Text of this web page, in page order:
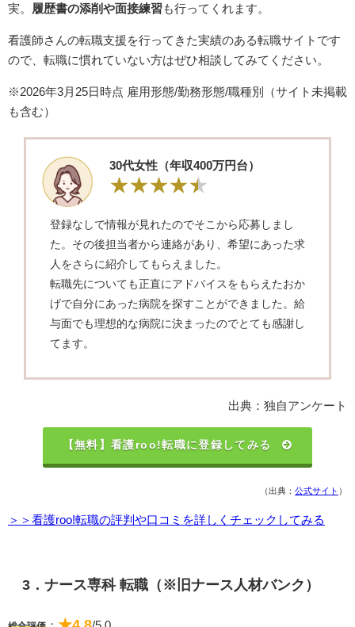
実。
履歴書の添削や面接練習 も行ってくれます。
看護師さんの転職支援を行ってきた実績のある転職サイトです
ので、転職に慣れていない方はぜひ相談してみてください。
※2026年3月25日時点 雇用形態/勤務形態/職種別（サイト未掲載
も含む）
30代女性（年収400万円台）
登録なしで情報が見れたのでそこから応募しまし
た。その後担当者から連絡があり、希望にあった求
人をさらに紹介してもらえました。
転職先についても正直にアドバイスをもらえたおか
げで自分にあった病院を探すことができました。給
与面でも理想的な病院に決まったのでとても感謝し
てます。
出典：独自アンケート
【無料】看護roo!転職に登録してみる
（出典： 公式サイト ）
＞＞看護roo!転職の評判や口コミを詳しくチェックしてみる
3．ナース専科 転職（※旧ナース人材バンク）